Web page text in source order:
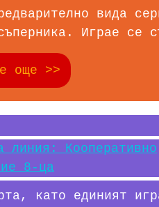
вида
Играе се
още >>
като единият